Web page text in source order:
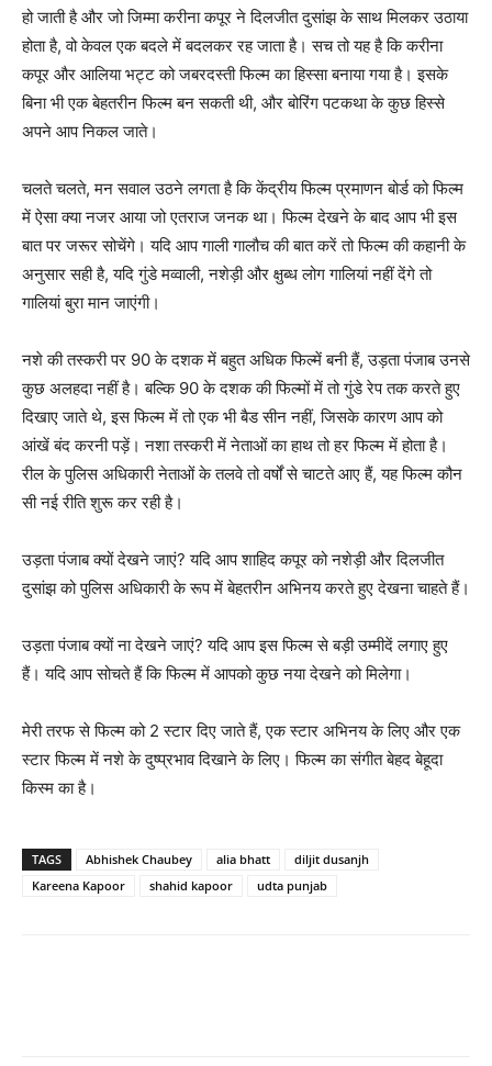
हो जाती है और जो जिम्‍मा करीना कपूर ने दिलजीत दुसांझ के साथ मिलकर उठाया
होता है, वो केवल एक बदले में बदलकर रह जाता है। सच तो यह है कि करीना
कपूर और आलिया भट्ट को जबरदस्‍ती फिल्‍म का हिस्‍सा बनाया गया है। इसके
बिना भी एक बेहतरीन फिल्‍म बन सकती थी, और बोरिंग पटकथा के कुछ हिस्‍से
अपने आप निकल जाते।
चलते चलते, मन सवाल उठने लगता है कि केंद्रीय फिल्‍म प्रमाणन बोर्ड को फिल्‍म
में ऐसा क्‍या नजर आया जो एतराज जनक था। फिल्‍म देखने के बाद आप भी इस
बात पर जरूर सोचेंगे। यदि आप गाली गालौच की बात करें तो फिल्‍म की कहानी के
अनुसार सही है, यदि गुंडे मव्‍वाली, नशेड़ी और क्षुब्‍ध लोग गालियां नहीं देंगे तो
गालियां बुरा मान जाएंगी।
नशे की तस्‍करी पर 90 के दशक में बहुत अधिक फिल्‍में बनी हैं, उड़ता पंजाब उनसे
कुछ अलहदा नहीं है। बल्‍कि 90 के दशक की फिल्‍मों में तो गुंडे रेप तक करते हुए
दिखाए जाते थे, इस फिल्‍म में तो एक भी बैड सीन नहीं, जिसके कारण आप को
आंखें बंद करनी पड़ें। नशा तस्‍करी में नेताओं का हाथ तो हर फिल्‍म में होता है।
रील के पुलिस अधिकारी नेताओं के तलवे तो वर्षों से चाटते आए हैं, यह फिल्‍म कौन
सी नई रीति शुरू कर रही है।
उड़ता पंजाब क्‍यों देखने जाएं? यदि आप शाहिद कपूर को नशेड़ी और दिलजीत
दुसांझ को पुलिस अधिकारी के रूप में बेहतरीन अभिनय करते हुए देखना चाहते हैं।
उड़ता पंजाब क्‍यों ना देखने जाएं? यदि आप इस फिल्‍म से बड़ी उम्‍मीदें लगाए हुए
हैं। यदि आप सोचते हैं कि फिल्‍म में आपको कुछ नया देखने को मिलेगा।
मेरी तरफ से फिल्‍म को 2 स्टार दिए जाते हैं, एक स्‍टार अभिनय के लिए और एक
स्‍टार फिल्‍म में नशे के दुष्‍प्रभाव दिखाने के लिए। फिल्‍म का संगीत बेहद बेहूदा
किस्‍म का है।
TAGS Abhishek Chaubey alia bhatt
diljit dusanjh
Kareena Kapoor
shahid kapoor udta punjab